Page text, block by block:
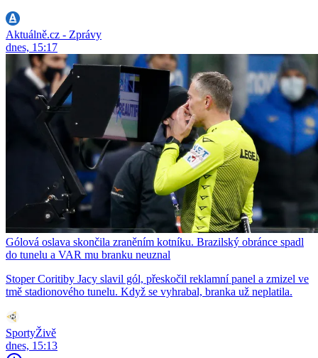
Aktuálně.cz - Zprávy
dnes, 15:17
Gólová oslava skončila zraněním kotníku. Brazilský obránce spadl
do tunelu a VAR mu branku neuznal
Stoper Coritiby Jacy slavil gól, přeskočil reklamní panel a zmizel ve
tmě stadionového tunelu. Když se vyhrabal, branka už neplatila.
SportyŽivě
dnes, 15:13